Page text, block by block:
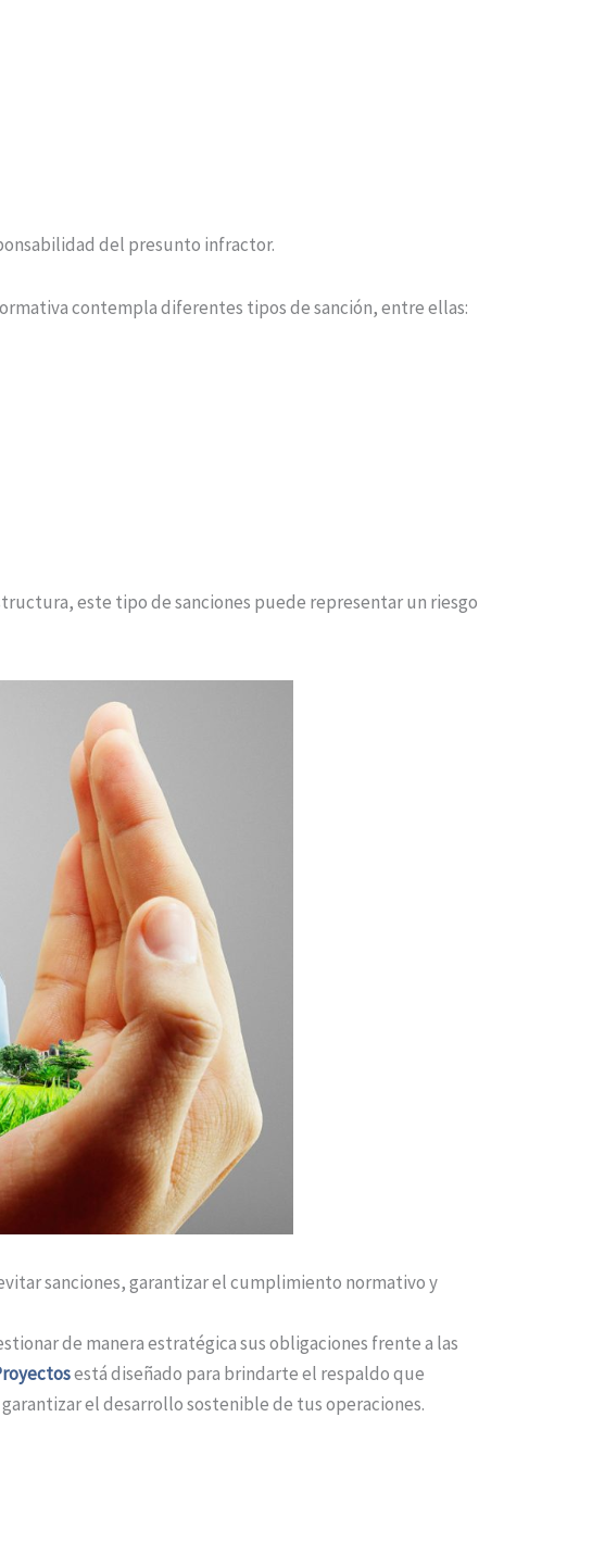
del presunto infractor.
contempla diferentes tipos de sanción, entre ellas:
este tipo de sanciones puede representar un riesgo
sanciones, garantizar el cumplimiento normativo y
de manera estratégica sus obligaciones frente a las
está diseñado para brindarte el respaldo que
el desarrollo sostenible de tus operaciones.